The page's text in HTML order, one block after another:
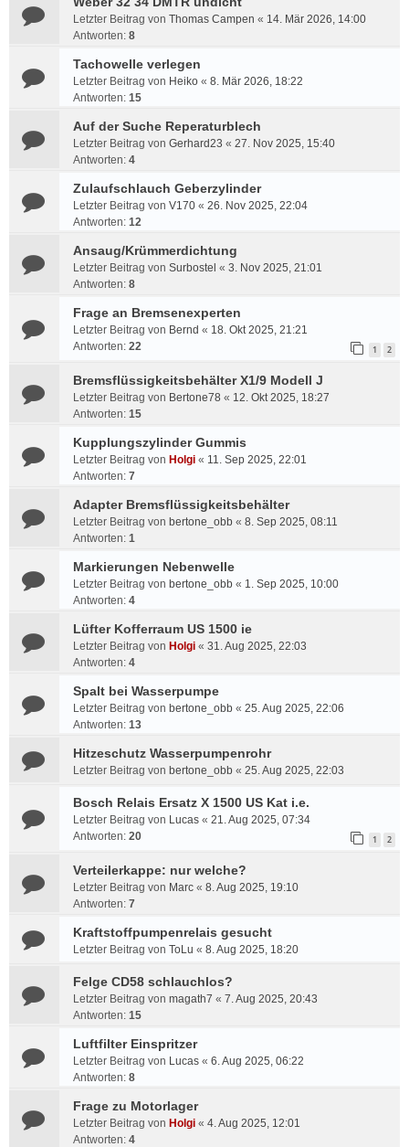
Letzter Beitrag von Thomas Campen « 14. Mär 2026, 14:00
Antworten: 8
Tachowelle verlegen
Letzter Beitrag von Heiko « 8. Mär 2026, 18:22
Antworten: 15
Auf der Suche Reperaturblech
Letzter Beitrag von Gerhard23 « 27. Nov 2025, 15:40
Antworten: 4
Zulaufschlauch Geberzylinder
Letzter Beitrag von V170 « 26. Nov 2025, 22:04
Antworten: 12
Ansaug/Krümmerdichtung
Letzter Beitrag von Surbostel « 3. Nov 2025, 21:01
Antworten: 8
Frage an Bremsenexperten
Letzter Beitrag von Bernd « 18. Okt 2025, 21:21
Antworten: 22 1 2
Bremsflüssigkeitsbehälter X1/9 Modell J
Letzter Beitrag von Bertone78 « 12. Okt 2025, 18:27
Antworten: 15
Kupplungszylinder Gummis
Letzter Beitrag von Holgi « 11. Sep 2025, 22:01
Antworten: 7
Adapter Bremsflüssigkeitsbehälter
Letzter Beitrag von bertone_obb « 8. Sep 2025, 08:11
Antworten: 1
Markierungen Nebenwelle
Letzter Beitrag von bertone_obb « 1. Sep 2025, 10:00
Antworten: 4
Lüfter Kofferraum US 1500 ie
Letzter Beitrag von Holgi « 31. Aug 2025, 22:03
Antworten: 4
Spalt bei Wasserpumpe
Letzter Beitrag von bertone_obb « 25. Aug 2025, 22:06
Antworten: 13
Hitzeschutz Wasserpumpenrohr
Letzter Beitrag von bertone_obb « 25. Aug 2025, 22:03
Bosch Relais Ersatz X 1500 US Kat i.e.
Letzter Beitrag von Lucas « 21. Aug 2025, 07:34
Antworten: 20 1 2
Verteilerkappe: nur welche?
Letzter Beitrag von Marc « 8. Aug 2025, 19:10
Antworten: 7
Kraftstoffpumpenrelais gesucht
Letzter Beitrag von ToLu « 8. Aug 2025, 18:20
Felge CD58 schlauchlos?
Letzter Beitrag von magath7 « 7. Aug 2025, 20:43
Antworten: 15
Luftfilter Einspritzer
Letzter Beitrag von Lucas « 6. Aug 2025, 06:22
Antworten: 8
Frage zu Motorlager
Letzter Beitrag von Holgi « 4. Aug 2025, 12:01
Antworten: 4